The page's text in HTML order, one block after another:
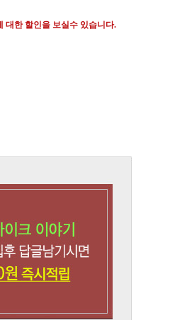
대한 할인을 보실수 있습니다.